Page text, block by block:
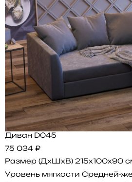
Диван D045
75 034 ₽
Размер (ДхШхВ) 215x100x90
Уровень мягкости Средней-